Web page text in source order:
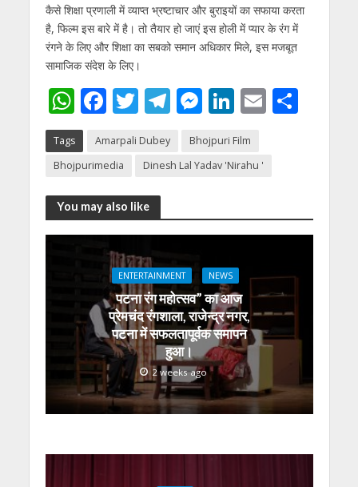
कैसे शिक्षा प्रणाली में व्याप्त भ्रष्टाचार और बुराइयों का सफाया करता
है, फिल्म इस बारे में है। तो तैयार हो जाएं इस होली में प्यार के रंग में
रंगने के लिए और शिक्षा का सबको समान अधिकार मिले, इस मजबूत
सामाजिक संदेश के लिए।
W
h
at
s
A
p
F
e
b
o
o
k
T
itt
er
T
e
gr
m
M
ss
e
g
Li
k
e
n
E S
Tags Amarpali Dubey
Bhojpuri Film
Bhojpurimedia
Dinesh Lal Yadav 'Nirahu '
You may also like
ENTERTAINMENT NEWS
पटना रंग महोत्सव” का आज
प्रेमचंद रंगशाला, राजेन्द्र नगर,
पटना में सफलतापूर्वक समापन
हुआ।
2 weeks ago